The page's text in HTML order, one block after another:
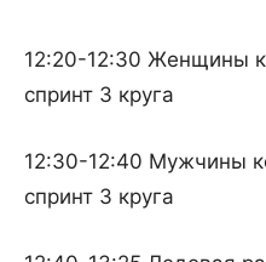
12:20-12:30 Женщины
спринт 3 круга
12:30-12:40 Мужчины
спринт 3 круга